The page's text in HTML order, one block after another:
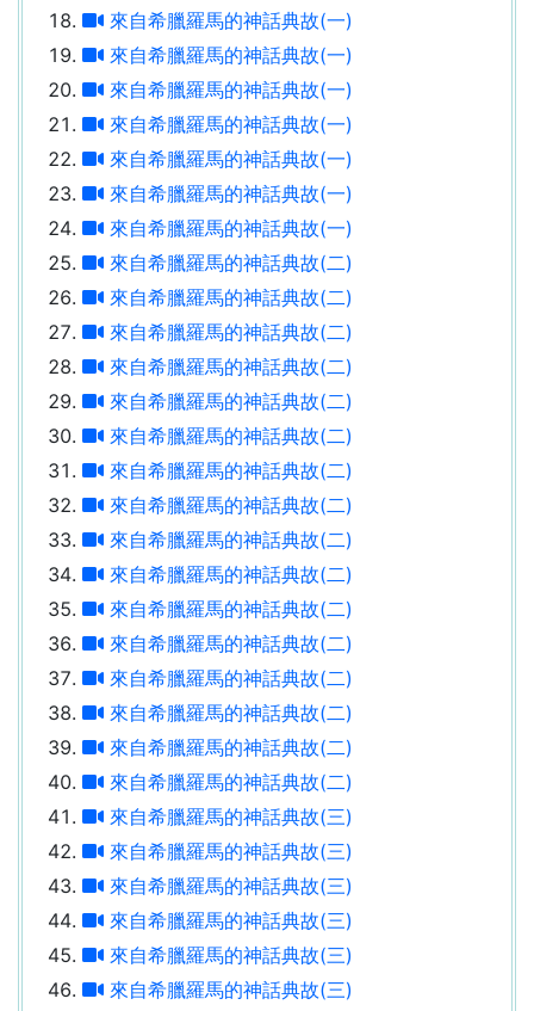
來自希臘羅馬的神話典故(一)
來自希臘羅馬的神話典故(一)
來自希臘羅馬的神話典故(一)
來自希臘羅馬的神話典故(一)
來自希臘羅馬的神話典故(一)
來自希臘羅馬的神話典故(一)
來自希臘羅馬的神話典故(一)
來自希臘羅馬的神話典故(二)
來自希臘羅馬的神話典故(二)
來自希臘羅馬的神話典故(二)
來自希臘羅馬的神話典故(二)
來自希臘羅馬的神話典故(二)
來自希臘羅馬的神話典故(二)
來自希臘羅馬的神話典故(二)
來自希臘羅馬的神話典故(二)
來自希臘羅馬的神話典故(二)
來自希臘羅馬的神話典故(二)
來自希臘羅馬的神話典故(二)
來自希臘羅馬的神話典故(二)
來自希臘羅馬的神話典故(二)
來自希臘羅馬的神話典故(二)
來自希臘羅馬的神話典故(二)
來自希臘羅馬的神話典故(二)
來自希臘羅馬的神話典故(三)
來自希臘羅馬的神話典故(三)
來自希臘羅馬的神話典故(三)
來自希臘羅馬的神話典故(三)
來自希臘羅馬的神話典故(三)
來自希臘羅馬的神話典故(三)